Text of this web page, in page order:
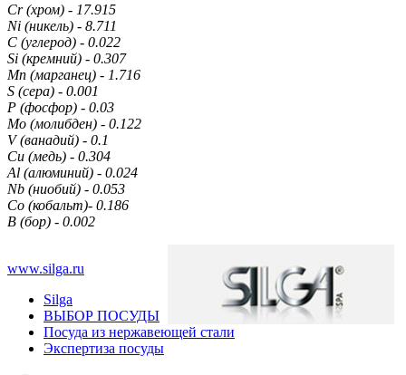
Cr (хром) - 17.915
Ni (никель) - 8.711
C (углерод) - 0.022
Si (кремний) - 0.307
Mn (марганец) - 1.716
S (сера) - 0.001
P (фосфор) - 0.03
Mo (молибден) - 0.122
V (ванадий) - 0.1
Cu (медь) - 0.304
Al (алюминий) - 0.024
Nb (ниобий) - 0.053
Co (кобальт)- 0.186
B (бор) - 0.002
www.silga.ru
Silga
ВЫБОР ПОСУДЫ
Посуда из нержавеющей стали
Экспертиза посуды